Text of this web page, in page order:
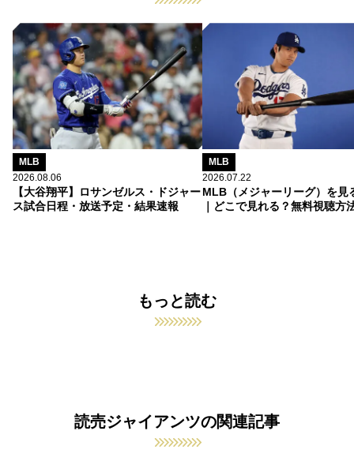
MLB
2026.08.06
【大谷翔平】ロサンゼルス・ドジャー
ス試合日程・放送予定・結果速報
MLB
2026.07.22
MLB（メジャーリーグ）を見
｜どこで見れる？無料視聴方
もっと読む
読売ジャイアンツの関連記事